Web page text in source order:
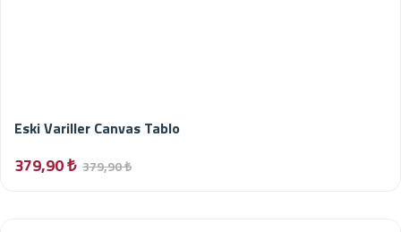
Eski Variller Canvas Tablo
379,90 ₺ 379,90 ₺